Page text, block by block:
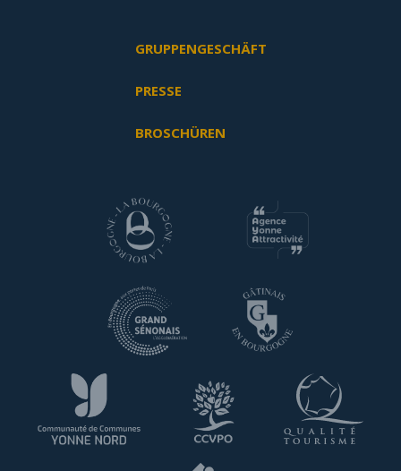
GRUPPENGESCHÄFT
PRESSE
BROSCHÜREN